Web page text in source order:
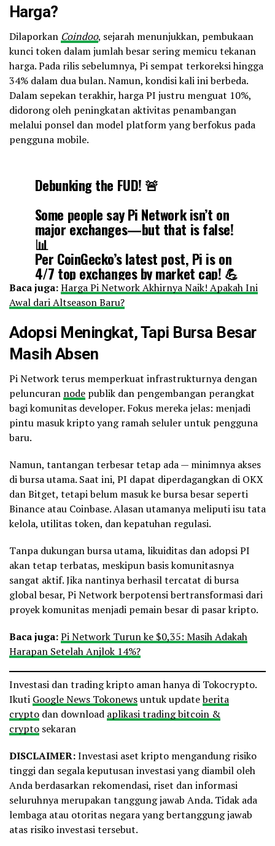
Harga?
Dilaporkan Coindoo, sejarah menunjukkan, pembukaan
kunci token dalam jumlah besar sering memicu tekanan
harga. Pada rilis sebelumnya, Pi sempat terkoreksi hingga
34% dalam dua bulan. Namun, kondisi kali ini berbeda.
Dalam sepekan terakhir, harga PI justru menguat 10%,
didorong oleh peningkatan aktivitas penambangan
melalui ponsel dan model platform yang berfokus pada
pengguna mobile.
Debunking the FUD! 🚨
Some people say Pi Network isn’t on
major exchanges—but that is false!
📊
Per CoinGecko’s latest post, Pi is on
4/7 top exchanges bymarket cap! 💪
#2 MEXC ✅
#4 Bitget ✅
#7 OKX ✅
Binance listing would be huge—
fingers crossed!🙏#Piis…
pic.twitter.com/mJwecuQ92q
— Pi Pioneers X (@PiPioneersX)
Baca juga:Harga Pi Network Akhirnya Naik! Apakah Ini
Awal dari Altseason Baru?
Adopsi Meningkat, Tapi Bursa Besar
Masih Absen
Pi Network terus memperkuat infrastrukturnya dengan
peluncuran node publik dan pengembangan perangkat
bagi komunitas developer. Fokus mereka jelas: menjadi
pintu masuk kripto yang ramah seluler untuk pengguna
baru.
Namun, tantangan terbesar tetap ada — minimnya akses
di bursa utama. Saat ini, PI dapat diperdagangkan di OKX
dan Bitget, tetapi belum masuk ke bursa besar seperti
Binance atau Coinbase. Alasan utamanya meliputi isu tata
kelola, utilitas token, dan kepatuhan regulasi.
Tanpa dukungan bursa utama, likuiditas dan adopsi PI
akan tetap terbatas, meskipun basis komunitasnya
sangat aktif. Jika nantinya berhasil tercatat di bursa
global besar, Pi Network berpotensi bertransformasi dari
proyek komunitas menjadi pemain besar di pasar kripto.
Baca juga:Pi Network Turun ke $0,35: Masih Adakah
Harapan Setelah Anjlok 14%?
Investasi dan trading kripto aman hanya di Tokocrypto.
Ikuti Google News Tokonewsuntuk updateberita
crypto dan download aplikasi trading bitcoin &
crypto sekaran
DISCLAIMER:Investasi aset kripto mengandung risiko
tinggi dan segala keputusan investasi yang diambil oleh
Anda berdasarkan rekomendasi, riset dan informasi
seluruhnya merupakan tanggung jawab Anda. Tidak ada
lembaga atau otoritas negara yang bertanggung jawab
atas risiko investasi tersebut.